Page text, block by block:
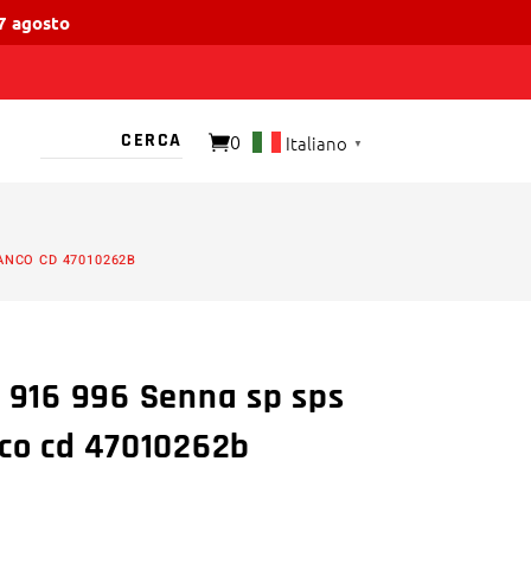
agosto
0 Italiano ▼
CD 47010262B
996 Senna sp sps
cd 47010262b